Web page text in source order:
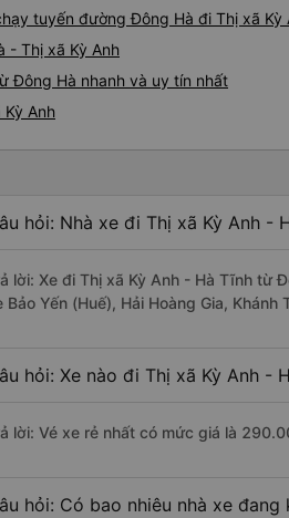
tuyến đường Đông Hà đi Thị xã Kỳ
- Thị xã Kỳ Anh
Đông Hà nhanh và uy tín nhất
Anh
hỏi: Nhà xe đi Thị xã Kỳ Anh
lời: Xe đi Thị xã Kỳ Anh - Hà Tĩnh từ
Bảo Yến (Huế), Hải Hoàng Gia, Khánh
hỏi: Xe nào đi Thị xã Kỳ Anh -
lời: Vé xe rẻ nhất có mức giá là
hỏi: Có bao nhiêu nhà xe